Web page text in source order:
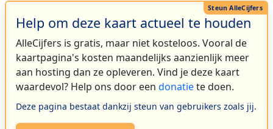
Help om deze kaart actueel te houden
AlleCijfers is gratis, maar niet kosteloos. Vooral de
kaartpagina's kosten maandelijks aanzienlijk meer
aan hosting dan ze opleveren. Vind je deze kaart
waardevol? Help ons door een donatiete doen.
Deze pagina bestaat dankzij steun van gebruikers zoals jij.